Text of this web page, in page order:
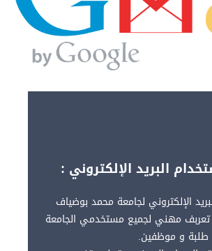
البريد الإلكتروني :
01 : البريد الإلكتروني لجامعة محمد بوضياف
تعربف مهني لجميع مستخدمي الجامعة
طلبة و موظفين.